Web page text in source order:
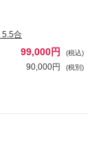
合
99,000円 (税込)
90,000円 (税別)